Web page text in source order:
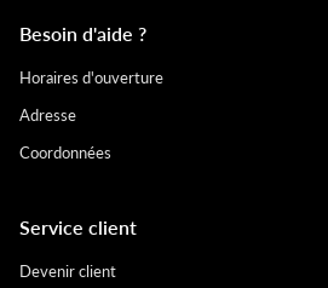
Besoin d'aide ?
Horaires d'ouverture
Adresse
Coordonnées
Service client
Devenir client